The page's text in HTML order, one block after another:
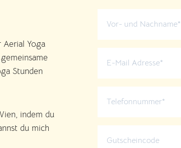
Yoga
Stunden
indem du
du mich